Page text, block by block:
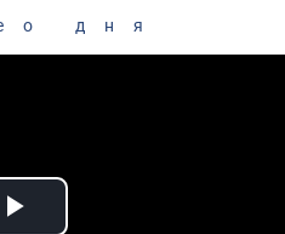
дня